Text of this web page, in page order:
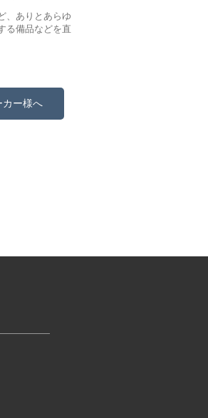
、ありとあらゆ
る備品などを直
カー様へ